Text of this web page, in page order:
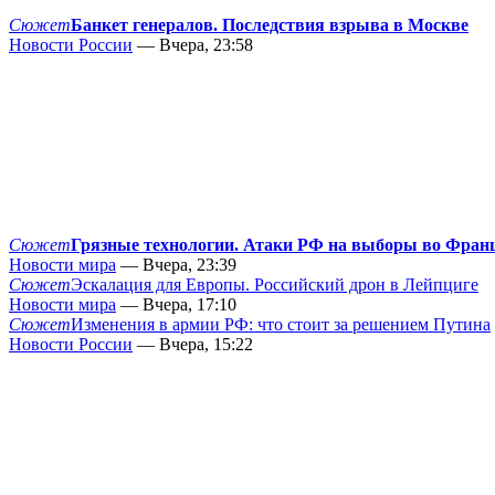
СюжетБанкет генералов. Последствия взрыва в Москве
Новости России — Вчера, 23:58
СюжетГрязные технологии. Атаки РФ на выборы во
Новости мира — Вчера, 23:39
СюжетЭскалация для Европы. Российский дрон в Лейпциге
Новости мира — Вчера, 17:10
СюжетИзменения в армии РФ: что стоит за решением Путина
Новости России — Вчера, 15:22